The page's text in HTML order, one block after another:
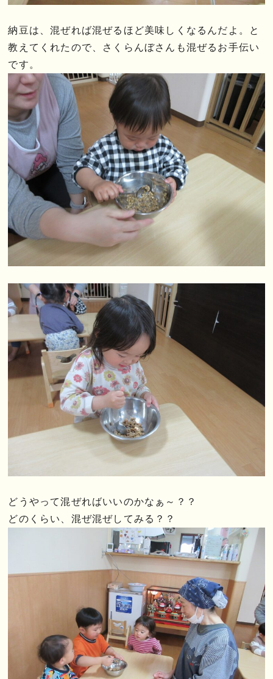
納豆は、混ぜれば混ぜるほど美味しくなるんだよ。と
教えてくれたので、さくらんぼさんも混ぜるお手伝い
です。
どうやって混ぜればいいのかなぁ～？？
どのくらい、混ぜ混ぜしてみる？？